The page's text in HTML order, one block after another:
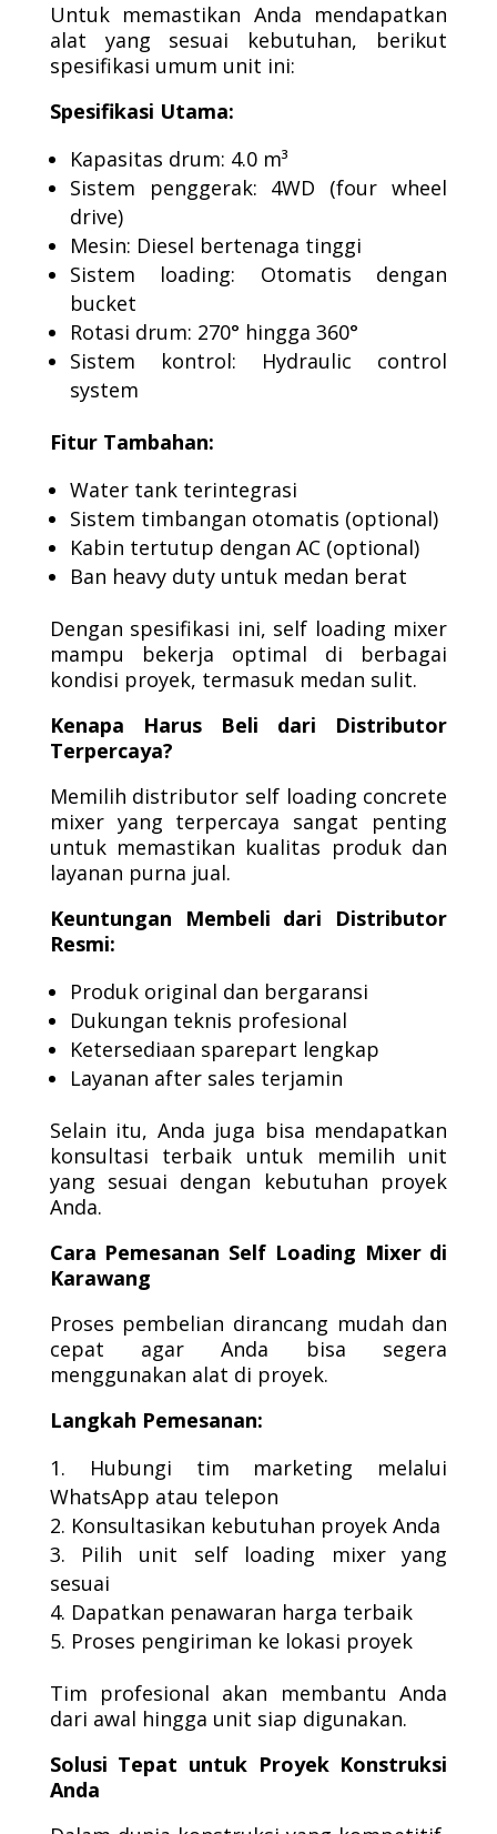
Untuk memastikan Anda mendapatkan
alat yang sesuai kebutuhan, berikut
spesifikasi umum unit ini:
Spesifikasi Utama:
Kapasitas drum: 4.0 m³
Sistem penggerak: 4WD (four wheel
drive)
Mesin: Diesel bertenaga tinggi
Sistem loading: Otomatis dengan
bucket
Rotasi drum: 270° hingga 360°
Sistem kontrol: Hydraulic control
system
Fitur Tambahan:
Water tank terintegrasi
Sistem timbangan otomatis (optional)
Kabin tertutup dengan AC (optional)
Ban heavy duty untuk medan berat
Dengan spesifikasi ini, self loading mixer
mampu bekerja optimal di berbagai
kondisi proyek, termasuk medan sulit.
Kenapa Harus Beli dari Distributor
Terpercaya?
Memilih distributor self loading concrete
mixer yang terpercaya sangat penting
untuk memastikan kualitas produk dan
layanan purna jual.
Keuntungan Membeli dari Distributor
Resmi:
Produk original dan bergaransi
Dukungan teknis profesional
Ketersediaan sparepart lengkap
Layanan after sales terjamin
Selain itu, Anda juga bisa mendapatkan
konsultasi terbaik untuk memilih unit
yang sesuai dengan kebutuhan proyek
Anda.
Cara Pemesanan Self Loading Mixer di
Karawang
Proses pembelian dirancang mudah dan
cepat agar Anda bisa segera
menggunakan alat di proyek.
Langkah Pemesanan:
Hubungi tim marketing melalui
WhatsApp atau telepon
Konsultasikan kebutuhan proyek Anda
Pilih unit self loading mixer yang
sesuai
Dapatkan penawaran harga terbaik
Proses pengiriman ke lokasi proyek
Tim profesional akan membantu Anda
dari awal hingga unit siap digunakan.
Solusi Tepat untuk Proyek Konstruksi
Anda